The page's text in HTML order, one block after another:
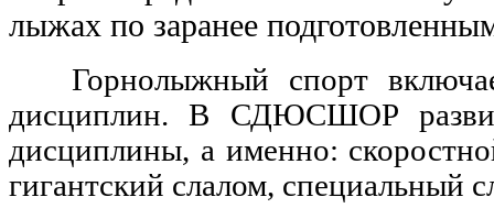
лыжах по заранее
Горнолыжный спорт
дисциплин. В СДЮСШОР
дисциплины, а именно:
гигантский слалом, специальный